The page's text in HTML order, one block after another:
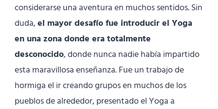
considerarse una aventura en muchos sentidos. Sin
duda,el mayor desafío fue introducir el Yoga
en una zona donde era totalmente
desconocido, donde nunca nadie había impartido
esta maravillosa enseñanza. Fue un trabajo de
hormiga el ir creando grupos en muchos de los
pueblos de alrededor, presentado el Yoga a